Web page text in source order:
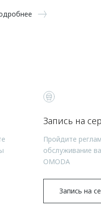
Запись на
Пройдите
обслуживание
OMODA
Запись на